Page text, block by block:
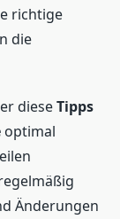
richtige
die
dieseTipps
optimal
Änderungen